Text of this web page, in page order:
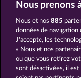
Nous prenons
Nous et nos 885
données de navigation
J'accepte, les
« Nous et nos
ou que vous retirez
sont désactivées, il est